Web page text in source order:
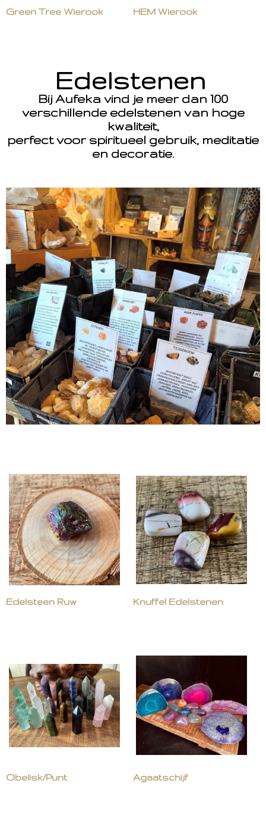
Green Tree Wierook HEM Wierook
Edelstenen
Bij Aufeka vind je meer dan 100
verschillende edelstenen van hoge
kwaliteit,
perfect voor spiritueel gebruik, meditatie
en decoratie.
Edelsteen Ruw Knuffel Edelstenen
Obelisk/Punt Agaatschijf